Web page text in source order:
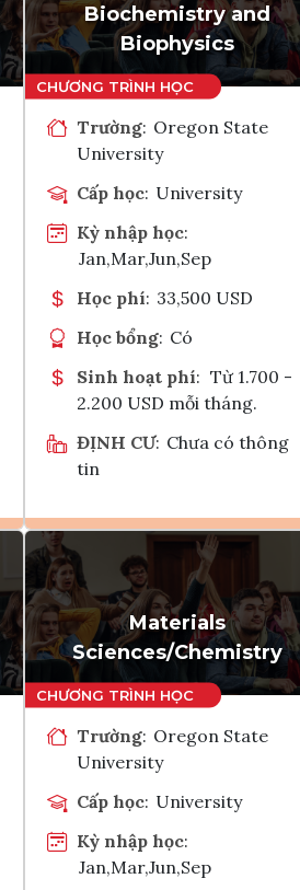
Biochemistry and
Biophysics
Trường: Oregon State
University
Cấp học: University
Kỳ nhập học:
Jan,Mar,Jun,Sep
Học phí: 33,500 USD
Học bổng: Có
Sinh hoạt phí: Từ 1.700 -
2.200 USD mỗi tháng.
ĐỊNH CƯ: Chưa có thông
tin
Ghi danh
Tham vấn Interlink
Materials
Sciences/Chemistry
Trường: Oregon State
University
Cấp học: University
Kỳ nhập học:
Jan,Mar,Jun,Sep